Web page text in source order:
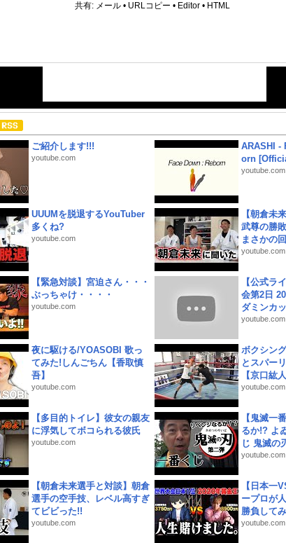
共有: メール • URLコピー • Editor • HTML
ご紹介します!!!
youtube.com
ARASHI -
orn
youtube.com
UUUMを脱退するYouTuber
多くね?
youtube.com
【朝倉未
武尊の勝
まさかの
youtube.com
【緊急対談】宮迫さん・・・
ぶっちゃけ・・・・
youtube.com
【公式ラ
会第2日
ダミンカ
youtube.com
夜に駆ける/YOASOBI 歌っ
てみた!しんごちん【香取慎
吾】
youtube.com
ボクシン
とスパー
【京口紘
youtube.com
【多目的トイレ】彼女の親友
に浮気してボコられる彼氏
youtube.com
【鬼滅一
るか!? よ
じ 鬼滅の
youtube.com
【朝倉未来選手と対談】朝倉
選手の空手技、レベル高すぎ
てビビった!!
youtube.com
【日本一
ープロが
勝負して
youtube.com